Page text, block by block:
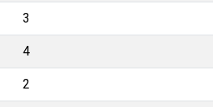
3
4
2